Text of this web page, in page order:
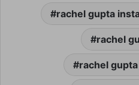
rachel gupta
rachel
rachel